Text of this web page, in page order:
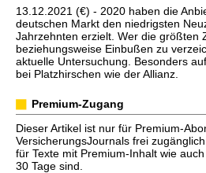
13.12.2021 (€) - 2020 haben die
deutschen Markt den niedrigsten
Jahrzehnten erzielt. Wer die größten
beziehungsweise Einbußen zu
aktuelle Untersuchung. Besonders
bei Platzhirschen wie der Allianz.
Premium-Zugang
Dieser Artikel ist nur für Premium-
VersicherungsJournals frei
für Texte mit Premium-Inhalt wie
30 Tage sind.